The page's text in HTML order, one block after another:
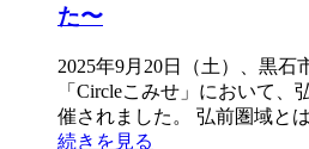
た〜
2025年9月20日（土）、黒石
「Circleこみせ」において、
催されました。 弘前圏域と
続きを見る